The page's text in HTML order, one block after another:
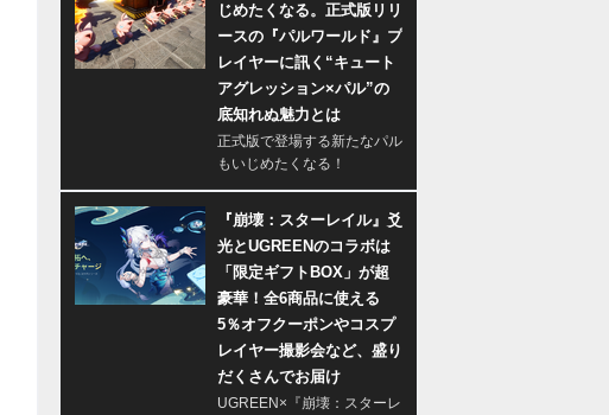
じめたくなる。正式版リリ
ースの『パルワールド』プ
レイヤーに訊く“キュート
アグレッション×パル”の
底知れぬ魅力とは
正式版で登場する新たなパル
もいじめたくなる！
『崩壊：スターレイル』爻
光とUGREENのコラボは
「限定ギフトBOX」が超
豪華！全6商品に使える
5％オフクーポンやコスプ
レイヤー撮影会など、盛り
だくさんでお届け
UGREEN×『崩壊：スターレ